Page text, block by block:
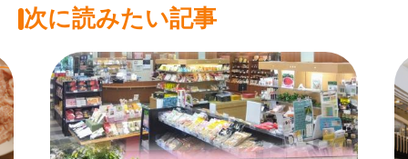
次に読みたい記事